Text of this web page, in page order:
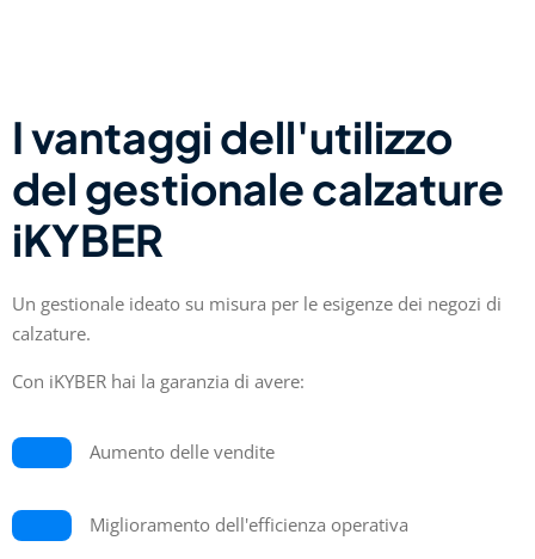
I vantaggi dell'utilizzo
del gestionale calzature
iKYBER
Un gestionale ideato su misura per le esigenze dei negozi di
calzature.
Con iKYBER hai la garanzia di avere:
Aumento delle vendite
Miglioramento dell'efficienza operativa